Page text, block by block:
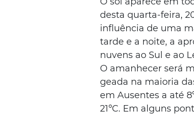
desta quarta-feira,
influência de uma
tarde e a noite, a
nuvens ao Sul e ao
O amanhecer será
geada na maioria
em Ausentes a até
21ºC. Em alguns